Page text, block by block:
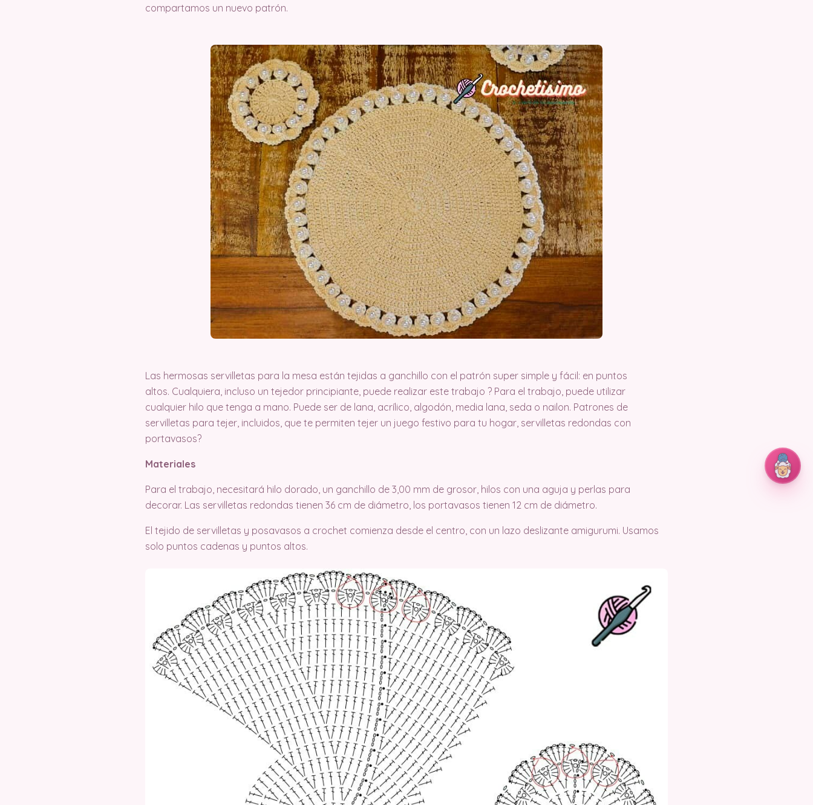
compartamos un nuevo patrón.
Las hermosas servilletas para la mesa están tejidas a ganchillo con el patrón super simple y fácil: en puntos
altos. Cualquiera, incluso un tejedor principiante, puede realizar este trabajo ? Para el trabajo, puede utilizar
cualquier hilo que tenga a mano. Puede ser de lana, acrílico, algodón, media lana, seda o nailon. Patrones de
servilletas para tejer, incluidos, que te permiten tejer un juego festivo para tu hogar, servilletas redondas con
portavasos?
Materiales
Para el trabajo, necesitará hilo dorado, un ganchillo de 3,00 mm de grosor, hilos con una aguja y perlas para
decorar. Las servilletas redondas tienen 36 cm de diámetro, los portavasos tienen 12 cm de diámetro.
El tejido de servilletas y posavasos a crochet comienza desde el centro, con un lazo deslizante amigurumi. Usamos
solo puntos cadenas y puntos altos.